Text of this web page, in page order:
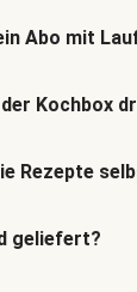
Abo mit
Kochbox
Rezepte
geliefert?